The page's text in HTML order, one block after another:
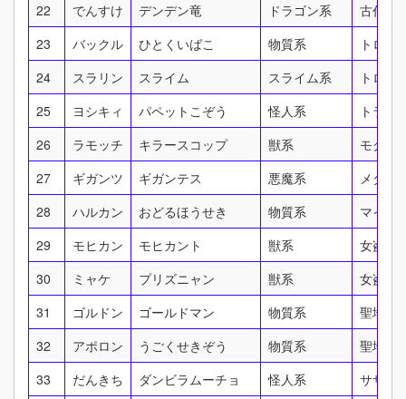
22
でんすけ デンデン竜 ドラゴン系
古代船
23
バックル ひとくいばこ 物質系
トロデ
24
スラリン スライム スライム系
トロデ
25
ヨシキィ パペットこぞう 怪人系
トラペ
26
ラモッチ キラースコップ 獣系
モグラ
27
ギガンツ ギガンテス 悪魔系
メダル
28
ハルカン おどるほうせき 物質系
マイエ
29
モヒカン モヒカント 獣系
女盗賊
30
ミャケ プリズニャン 獣系
女盗賊
31
ゴルドン ゴールドマン 物質系
聖地ゴ
32
アポロン うごくせきぞう 物質系
聖地ゴ
33
だんきち ダンビラムーチョ 怪人系 サザン